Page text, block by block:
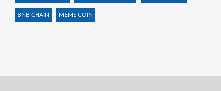
BNB CHAIN MEME COIN